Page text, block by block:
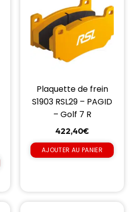
Plaquette de frein
S1903 RSL29 – PAGID
– Golf 7 R
422,40€
AJOUTER AU PANIER